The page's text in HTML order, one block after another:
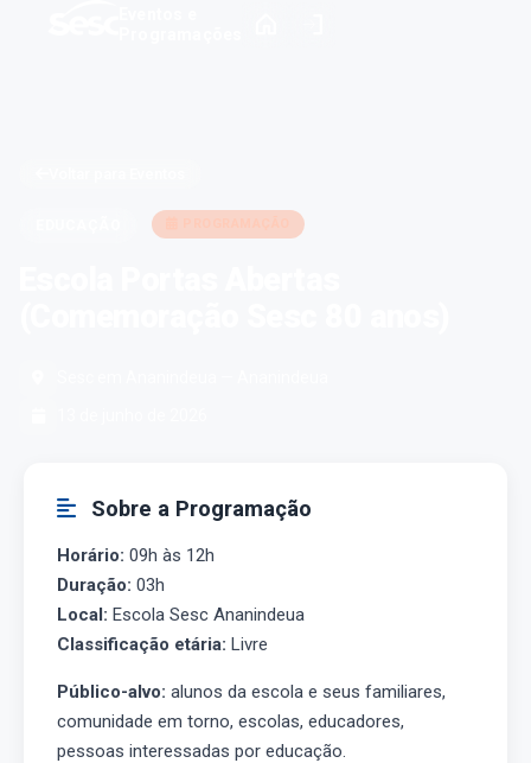
Sobre a Programação
Horário: 09h às 12h
Duração: 03h
Local: Escola Sesc Ananindeua
Classificação etária: Livre
Público-alvo: alunos da escola e seus familiares,
comunidade em torno, escolas, educadores,
pessoas interessadas por educação.